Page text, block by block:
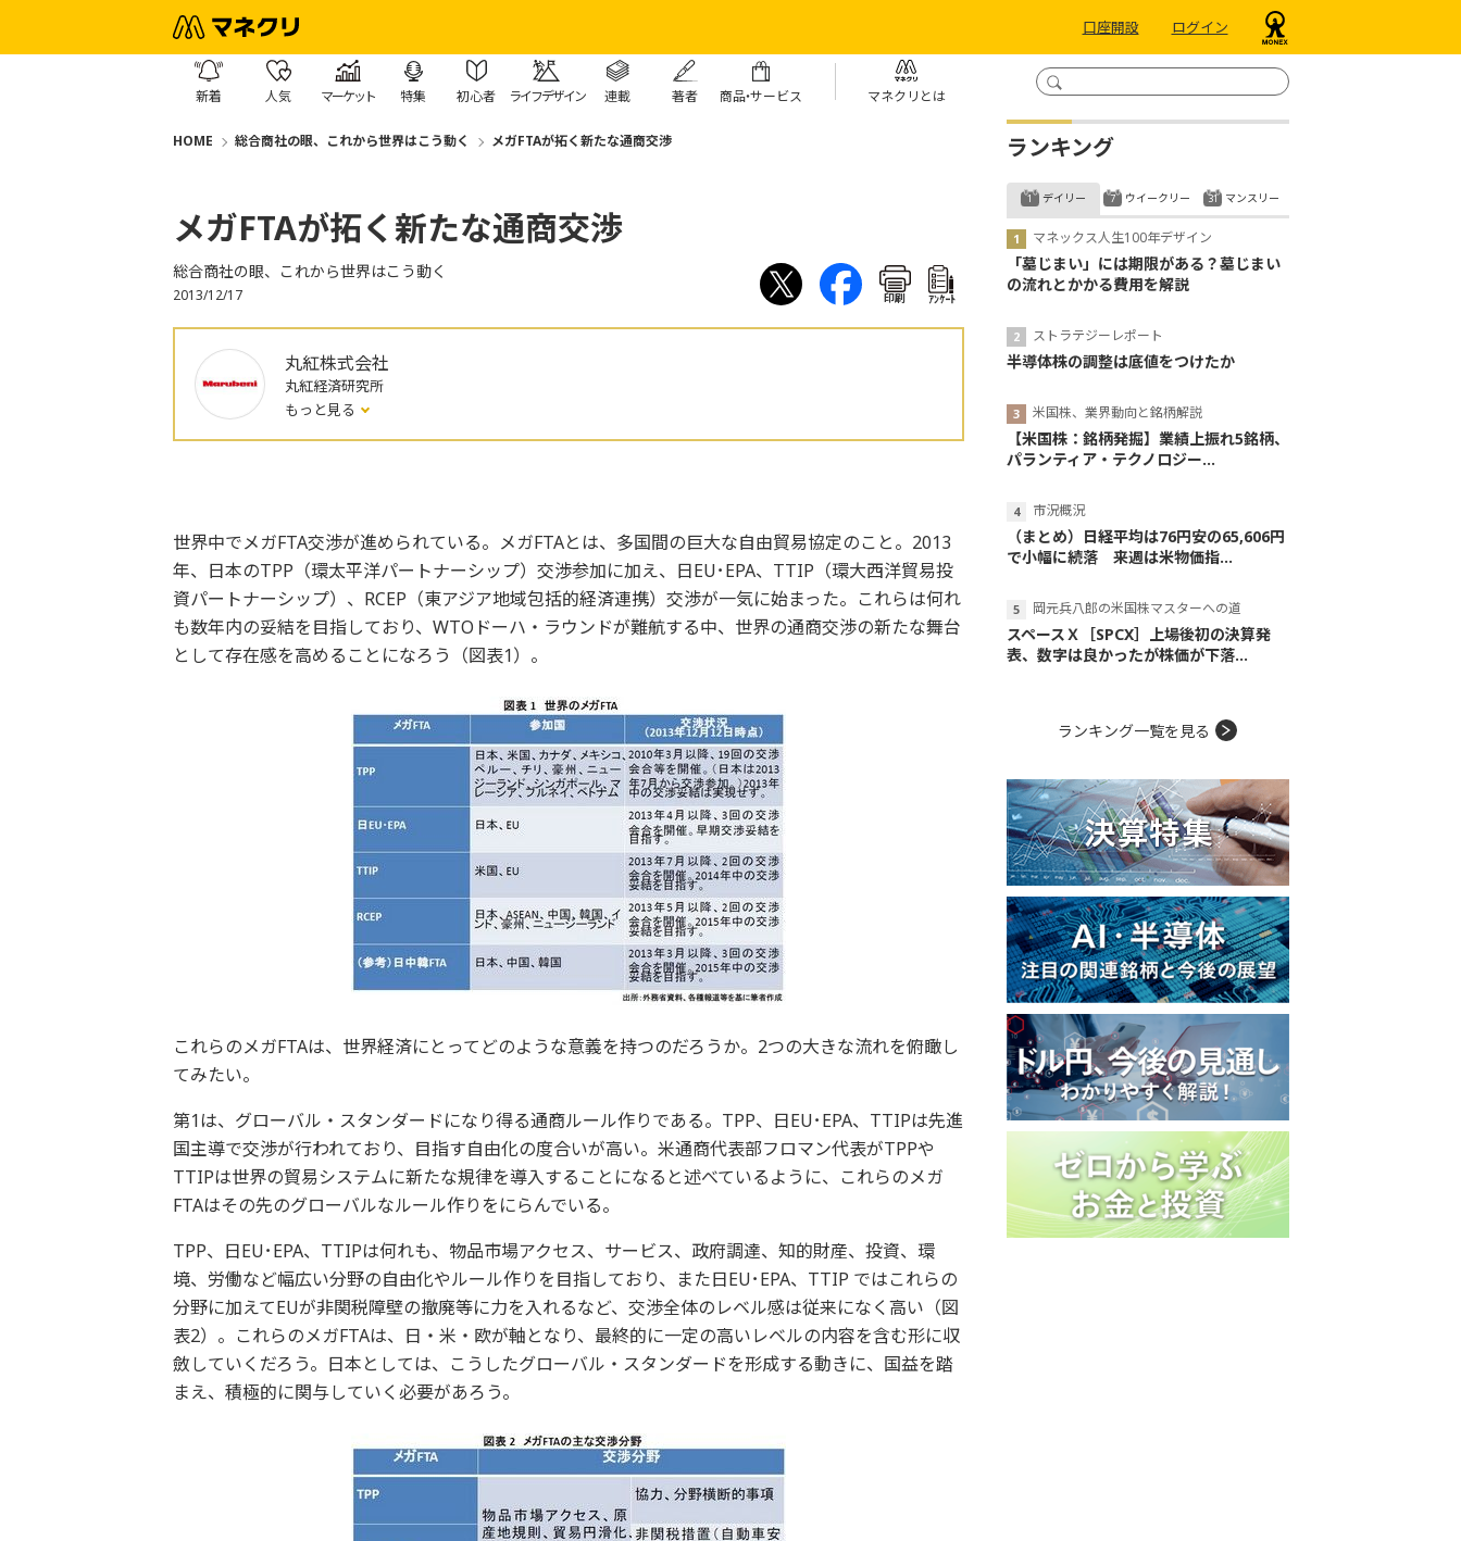
口座開設 ログイン
新着 人気 マーケット 特集 初心者 ライフデザイン 連載 著者 商品・サービス マネクリとは
HOME 総合商社の眼、これから世界はこう動く メガFTAが拓く新たな通商交渉
メガFTAが拓く新たな通商交渉
総合商社の眼、これから世界はこう動く
2013/12/17 印刷 ｱﾝｹｰﾄ
丸紅株式会社
丸紅経済研究所
もっと見る
世界中でメガFTA交渉が進められている。メガFTAとは、多国間の巨大な自由貿易協定のこと。2013
年、日本のTPP（環太平洋パートナーシップ）交渉参加に加え、日EU･EPA、TTIP（環大西洋貿易投
資パートナーシップ）、RCEP（東アジア地域包括的経済連携）交渉が一気に始まった。これらは何れ
も数年内の妥結を目指しており、WTOドーハ・ラウンドが難航する中、世界の通商交渉の新たな舞台
として存在感を高めることになろう（図表1）。
これらのメガFTAは、世界経済にとってどのような意義を持つのだろうか。2つの大きな流れを俯瞰し
てみたい。
第1は、グローバル・スタンダードになり得る通商ルール作りである。TPP、日EU･EPA、TTIPは先進
国主導で交渉が行われており、目指す自由化の度合いが高い。米通商代表部フロマン代表がTPPや
TTIPは世界の貿易システムに新たな規律を導入することになると述べているように、これらのメガ
FTAはその先のグローバルなルール作りをにらんでいる。
TPP、日EU･EPA、TTIPは何れも、物品市場アクセス、サービス、政府調達、知的財産、投資、環
境、労働など幅広い分野の自由化やルール作りを目指しており、また日EU･EPA、TTIP ではこれらの
分野に加えてEUが非関税障壁の撤廃等に力を入れるなど、交渉全体のレベル感は従来になく高い（図
表2）。これらのメガFTAは、日・米・欧が軸となり、最終的に一定の高いレベルの内容を含む形に収
斂していくだろう。日本としては、こうしたグローバル・スタンダードを形成する動きに、国益を踏
まえ、積極的に関与していく必要があろう。
ランキング
デイリー
マネックス人生100年デザイン
「墓じまい」には期限がある？墓じまい
の流れとかかる費用を解説
ストラテジーレポート
半導体株の調整は底値をつけたか
米国株、業界動向と銘柄解説
【米国株：銘柄発掘】業績上振れ5銘柄、
パランティア・テクノロジー...
市況概況
（まとめ）日経平均は76円安の65,606円
で小幅に続落 来週は米物価指...
岡元兵八郎の米国株マスターへの道
スペースＸ［SPCX］上場後初の決算発
表、数字は良かったが株価が下落...
ウイークリー マンスリー
ランキング一覧を見る